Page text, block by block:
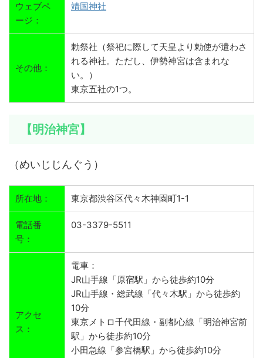
ウェブペ
ージ：
靖国神社
その他：
勅祭社（祭祀に際して天皇より勅使が遣わさ
れる神社。ただし、伊勢神宮は含まれな
い。）
東京五社の1つ。
【明治神宮】
（めいじじんぐう）
所在地： 東京都渋谷区代々木神園町1-1
電話番
号：
03-3379-5511
アクセ
ス：
電車：
JR山手線「原宿駅」から徒歩約10分
JR山手線・総武線「代々木駅」から徒歩約
10分
東京メトロ千代田線・副都心線「明治神宮前
駅」から徒歩約10分
小田急線「参宮橋駅」から徒歩約10分